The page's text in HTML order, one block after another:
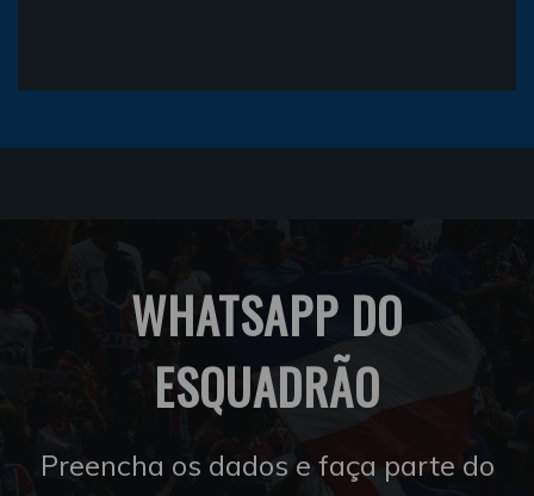
WHATSAPP DO
ESQUADRÃO
Preencha os dados e faça parte do